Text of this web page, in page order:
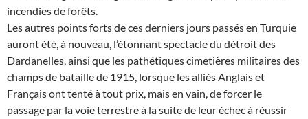
incendies de forêts.
Les autres points forts de ces derniers jours passés en Turquie
auront été, à nouveau, l’étonnant spectacle du détroit des
Dardanelles, ainsi que les pathétiques cimetières militaires des
champs de bataille de 1915, lorsque les alliés Anglais et
Français ont tenté à tout prix, mais en vain, de forcer le
passage par la voie terrestre à la suite de leur échec à réussir